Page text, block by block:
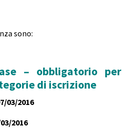
sono:
– obbligatorio per
di iscrizione
03/2016
2016